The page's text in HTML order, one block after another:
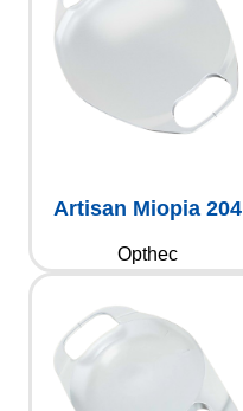
Artisan Miopia 204
Opthec